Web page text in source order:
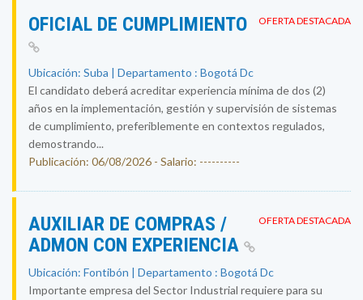
OFERTA DESTACADA
OFICIAL DE CUMPLIMIENTO
Ubicación: Suba | Departamento : Bogotá Dc
El candidato deberá acreditar experiencia mínima de dos (2)
años en la implementación, gestión y supervisión de sistemas
de cumplimiento, preferiblemente en contextos regulados,
demostrando...
Publicación: 06/08/2026 - Salario: ----------
OFERTA DESTACADA
AUXILIAR DE COMPRAS /
ADMON CON EXPERIENCIA
Ubicación: Fontibón | Departamento : Bogotá Dc
Importante empresa del Sector Industrial requiere para su